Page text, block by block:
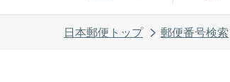
日本郵便トップ 郵便番号検索